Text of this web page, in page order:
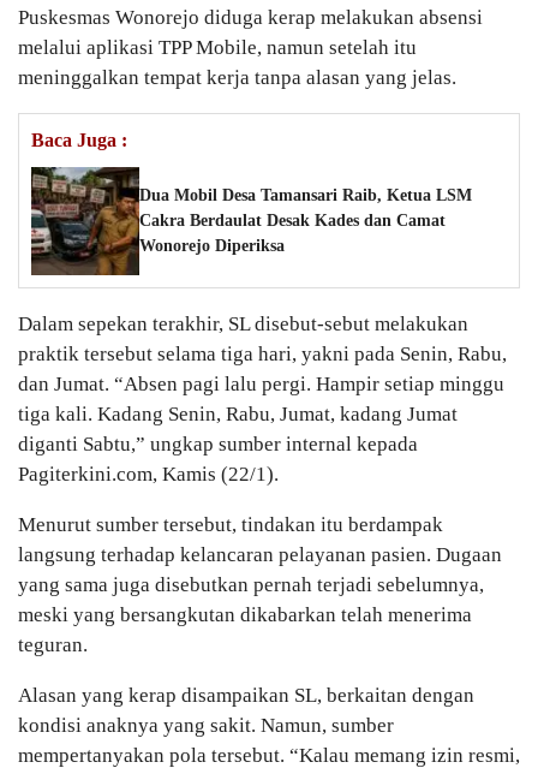
Puskesmas Wonorejo diduga kerap melakukan absensi
melalui aplikasi TPP Mobile, namun setelah itu
meninggalkan tempat kerja tanpa alasan yang jelas.
Baca Juga :
Dua Mobil Desa Tamansari Raib, Ketua LSM
Cakra Berdaulat Desak Kades dan Camat
Wonorejo Diperiksa
Dalam sepekan terakhir, SL disebut-sebut melakukan
praktik tersebut selama tiga hari, yakni pada Senin, Rabu,
dan Jumat. “Absen pagi lalu pergi. Hampir setiap minggu
tiga kali. Kadang Senin, Rabu, Jumat, kadang Jumat
diganti Sabtu,” ungkap sumber internal kepada
Pagiterkini.com, Kamis (22/1).
Menurut sumber tersebut, tindakan itu berdampak
langsung terhadap kelancaran pelayanan pasien. Dugaan
yang sama juga disebutkan pernah terjadi sebelumnya,
meski yang bersangkutan dikabarkan telah menerima
teguran.
Alasan yang kerap disampaikan SL, berkaitan dengan
kondisi anaknya yang sakit. Namun, sumber
mempertanyakan pola tersebut. “Kalau memang izin resmi,